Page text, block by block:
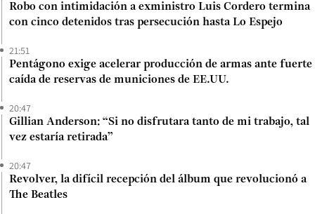
Robo con intimidación a exministro Luis Cordero termina
con cinco detenidos tras persecución hasta Lo Espejo
21:51
Pentágono exige acelerar producción de armas ante fuerte
caída de reservas de municiones de EE.UU.
20:47
Gillian Anderson: “Si no disfrutara tanto de mi trabajo, tal
vez estaría retirada”
20:47
Revolver, la difícil recepción del álbum que revolucionó a
The Beatles